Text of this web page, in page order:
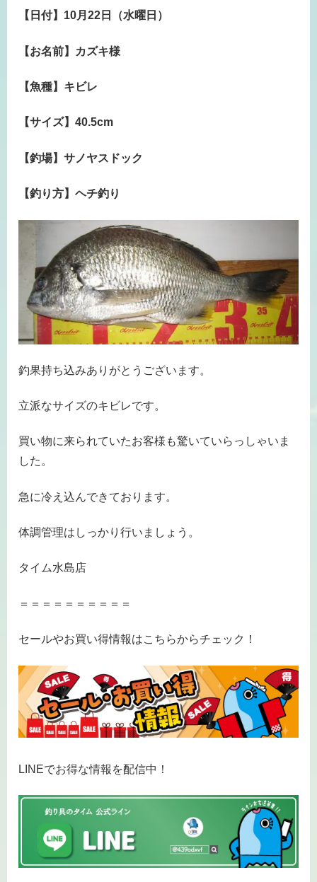
【日付】10月22日（水曜日）
【お名前】カズキ様
【魚種】キビレ
【サイズ】40.5cm
【釣場】サノヤスドック
【釣り方】ヘチ釣り
釣果持ち込みありがとうございます。
立派なサイズのキビレです。
買い物に来られていたお客様も驚いていらっしゃいま
した。
急に冷え込んできております。
体調管理はしっかり行いましょう。
タイム水島店
＝＝＝＝＝＝＝＝＝＝
セールやお買い得情報はこちらからチェック！
LINEでお得な情報を配信中！